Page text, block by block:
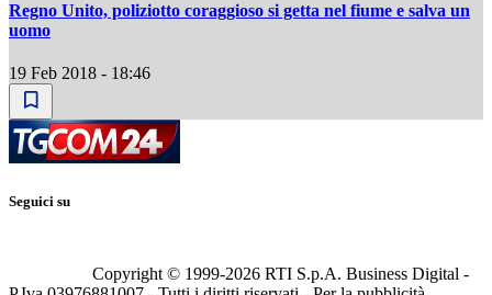
Regno Unito, poliziotto coraggioso si getta nel fiume e salva un
uomo
19 Feb 2018 - 18:46
Seguici su
Copyright © 1999-2026 RTI S.p.A. Business Digital -